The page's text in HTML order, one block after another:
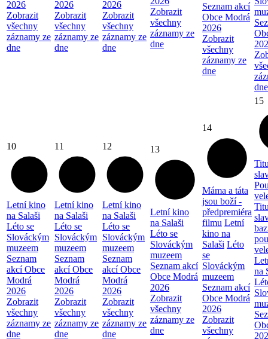
2026
Zobrazit
všechny
záznamy ze
dne
2026
Zobrazit
všechny
záznamy ze
dne
2026
Zobrazit
všechny
záznamy ze
dne
Zobrazit
všechny
záznamy ze
dne
Seznam akcí
Obce Modrá
2026
Zobrazit
všechny
záznamy ze
dne
dne
10
Letní kino
na Salaši
Léto se
Slováckým
muzeem
Seznam
akcí Obce
Modrá
2026
Zobrazit
všechny
záznamy ze
dne
11
Letní kino
na Salaši
Léto se
Slováckým
muzeem
Seznam
akcí Obce
Modrá
2026
Zobrazit
všechny
záznamy ze
dne
12
Letní kino
na Salaši
Léto se
Slováckým
muzeem
Seznam
akcí Obce
Modrá
2026
Zobrazit
všechny
záznamy ze
dne
13
Letní kino
na Salaši
Léto se
Slováckým
muzeem
Seznam akcí
Obce Modrá
2026
Zobrazit
všechny
záznamy ze
dne
14
Máma a táta
jsou boží -
předpremiéra
filmu Letní
kino na
Salaši Léto
se
Slováckým
muzeem
Seznam akcí
Obce Modrá
2026
Zobrazit
všechny
15
na